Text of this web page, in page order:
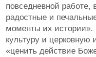
повседневной
радостные и
моменты их истории».
культуру и церковную
«ценить действие